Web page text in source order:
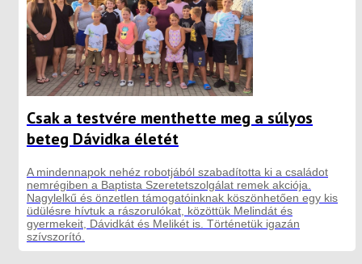
Csak a testvére menthette meg a súlyos
beteg Dávidka életét
A mindennapok nehéz robotjából szabadította ki a családot
nemrégiben a Baptista Szeretetszolgálat remek akciója.
Nagylelkű és önzetlen támogatóinknak köszönhetően egy kis
üdülésre hívtuk a rászorulókat, közöttük Melindát és
gyermekeit, Dávidkát és Melikét is. Történetük igazán
szívszorító.